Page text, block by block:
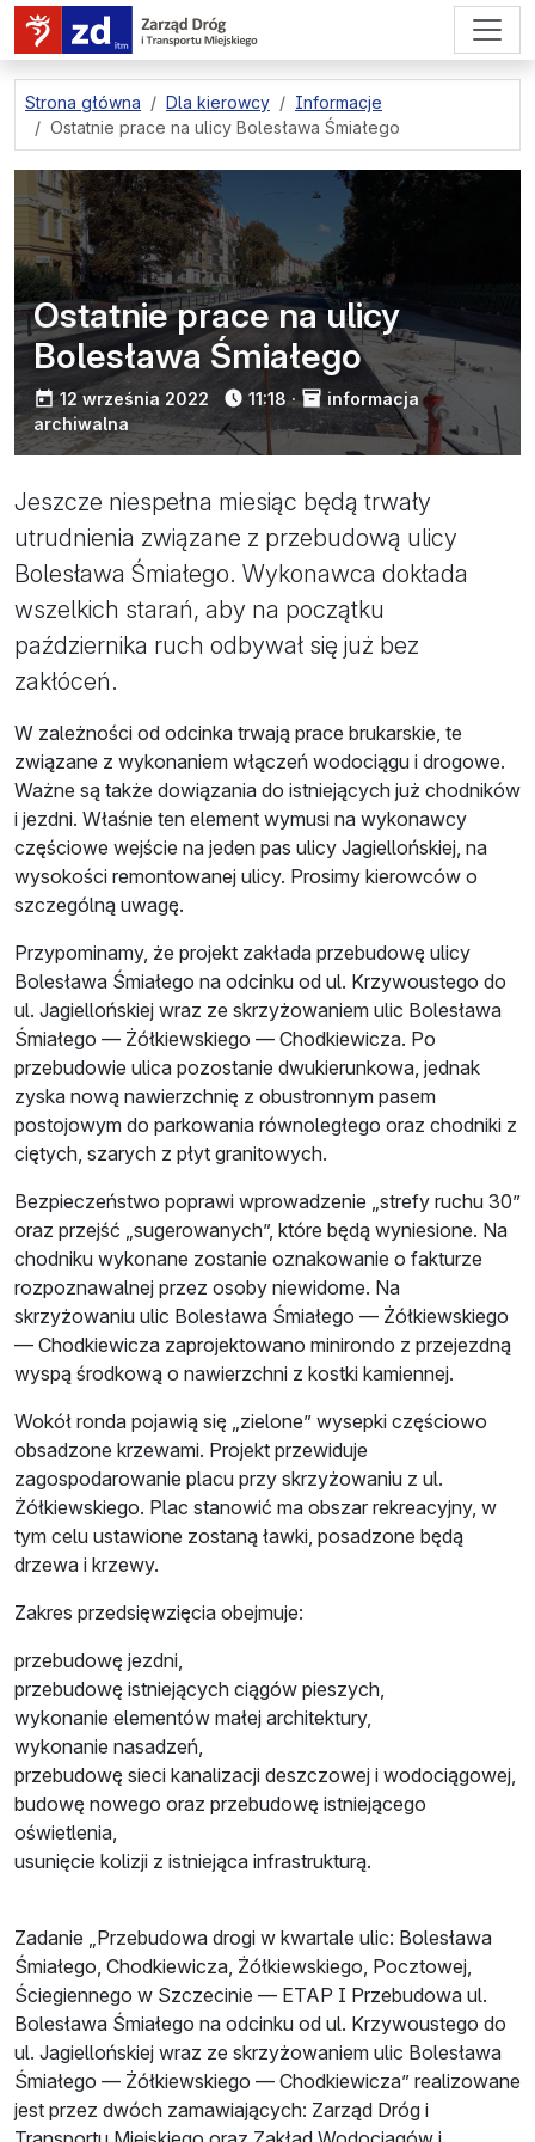
przejdź do treści strony
Strona główna Dla kierowcy
Informacje
Ostatnie prace na ulicy Bolesława Śmiałego
Ostatnie prace na ulicy
Bolesława Śmiałego
opublikowano:
12 września 2022 11:18·
informacja
archiwalna
Jeszcze niespełna miesiąc będą trwały
utrudnienia związane z przebudową ulicy
Bolesława Śmiałego. Wykonawca dokłada
wszelkich starań, aby na początku
października ruch odbywał się już bez
zakłóceń.
W zależności od odcinka trwają prace brukarskie, te
związane z wykonaniem włączeń wodociągu i drogowe.
Ważne są także dowiązania do istniejących już chodników
i jezdni. Właśnie ten element wymusi na wykonawcy
częściowe wejście na jeden pas ulicy Jagiellońskiej, na
wysokości remontowanej ulicy. Prosimy kierowców o
szczególną uwagę.
Przypominamy, że projekt zakłada przebudowę ulicy
Bolesława Śmiałego na odcinku od ul. Krzywoustego do
ul. Jagiellońskiej wraz ze skrzyżowaniem ulic Bolesława
Śmiałego — Żółkiewskiego — Chodkiewicza. Po
przebudowie ulica pozostanie dwukierunkowa, jednak
zyska nową nawierzchnię z obustronnym pasem
postojowym do parkowania równoległego oraz chodniki z
ciętych, szarych z płyt granitowych.
Bezpieczeństwo poprawi wprowadzenie „strefy ruchu 30”
oraz przejść „sugerowanych”, które będą wyniesione. Na
chodniku wykonane zostanie oznakowanie o fakturze
rozpoznawalnej przez osoby niewidome. Na
skrzyżowaniu ulic Bolesława Śmiałego — Żółkiewskiego
— Chodkiewicza zaprojektowano minirondo z przejezdną
wyspą środkową o nawierzchni z kostki kamiennej.
Wokół ronda pojawią się „zielone” wysepki częściowo
obsadzone krzewami. Projekt przewiduje
zagospodarowanie placu przy skrzyżowaniu z ul.
Żółkiewskiego. Plac stanowić ma obszar rekreacyjny, w
tym celu ustawione zostaną ławki, posadzone będą
drzewa i krzewy.
Zakres przedsięwzięcia obejmuje:
przebudowę jezdni,
przebudowę istniejących ciągów pieszych,
wykonanie elementów małej architektury,
wykonanie nasadzeń,
przebudowę sieci kanalizacji deszczowej i wodociągowej,
budowę nowego oraz przebudowę istniejącego
oświetlenia,
usunięcie kolizji z istniejąca infrastrukturą.
Zadanie „Przebudowa drogi w kwartale ulic: Bolesława
Śmiałego, Chodkiewicza, Żółkiewskiego, Pocztowej,
Ściegiennego w Szczecinie — ETAP I Przebudowa ul.
Bolesława Śmiałego na odcinku od ul. Krzywoustego do
ul. Jagiellońskiej wraz ze skrzyżowaniem ulic Bolesława
Śmiałego — Żółkiewskiego — Chodkiewicza” realizowane
jest przez dwóch zamawiających: Zarząd Dróg i